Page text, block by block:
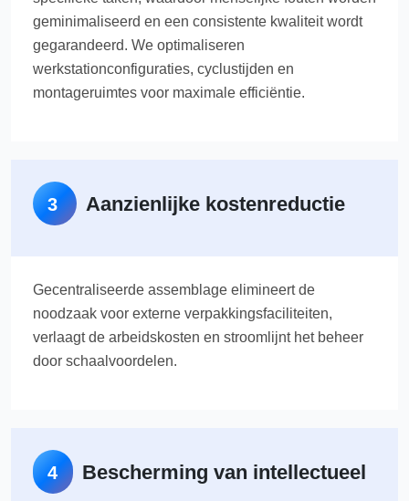
geminimaliseerd en een consistente kwaliteit wordt
gegarandeerd. We optimaliseren
werkstationconfiguraties, cyclustijden en
montageruimtes voor maximale efficiëntie.
3 Aanzienlijke kostenreductie
Gecentraliseerde assemblage elimineert de
noodzaak voor externe verpakkingsfaciliteiten,
verlaagt de arbeidskosten en stroomlijnt het beheer
door schaalvoordelen.
4
Bescherming van intellectueel